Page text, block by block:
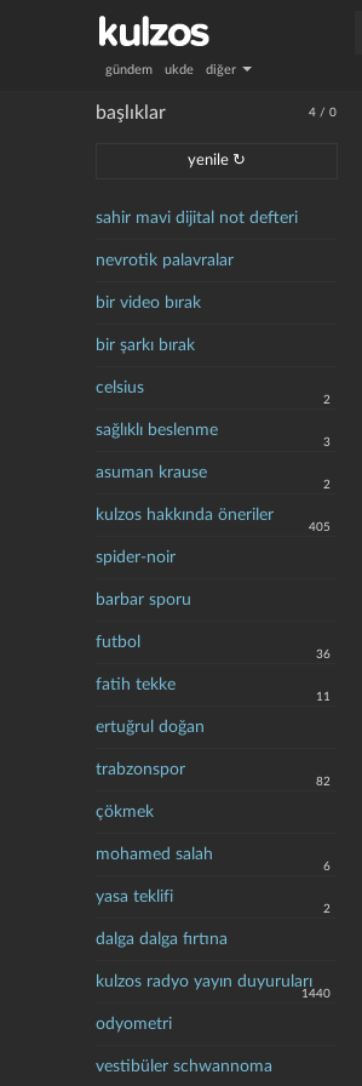
gündem ukde diğer
4 /0
başlıklar
yenile ↻
sahir mavi dijital not defteri
nevrotik palavralar
bir video bırak
bir şarkı bırak
celsius
2
sağlıklı beslenme
3
asuman krause
2
kulzos hakkında öneriler
405
spider-noir
barbar sporu
futbol
36
fatih tekke
11
ertuğrul doğan
trabzonspor
82
çökmek
mohamed salah
6
yasa teklifi
2
dalga dalga fırtına
kulzos radyo yayın duyuruları
1440
odyometri
vestibüler schwannoma